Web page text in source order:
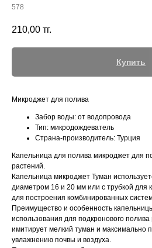
(700) 730-70-73
578
210,00 тг.
Купить
Микроджет для полива
Забор воды: от водопровода
Тип: микродождеватель
Страна-производитель: Турция
Капельница для полива микроджет для
растений.
Капельница микроджет Туман
диаметром 16 и 20 мм или с трубкой для
для построения комбинированных
Преимущество и особенность
использования для подкронового
имитирует мелкий туман и максимально
увлажнению почвы и воздуха.